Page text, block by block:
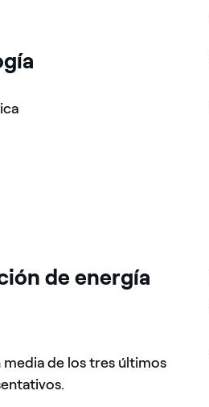
de energía
de los tres últimos